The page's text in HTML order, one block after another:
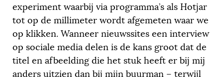
experiment waarbij via programma’s als Hotjar
tot op de millimeter wordt afgemeten waar we
op klikken. Wanneer nieuwssites een interview
op sociale media delen is de kans groot dat de
titel en afbeelding die het stuk heeft er bij mij
anders uitzien dan bij mijn buurman – terwijl